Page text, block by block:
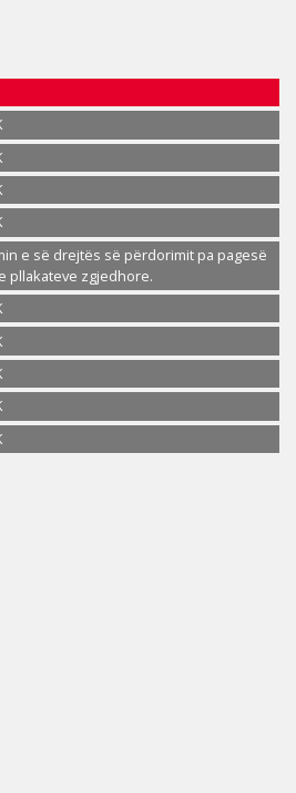
e së drejtës së përdorimit pa pagesë
pllakateve zgjedhore.